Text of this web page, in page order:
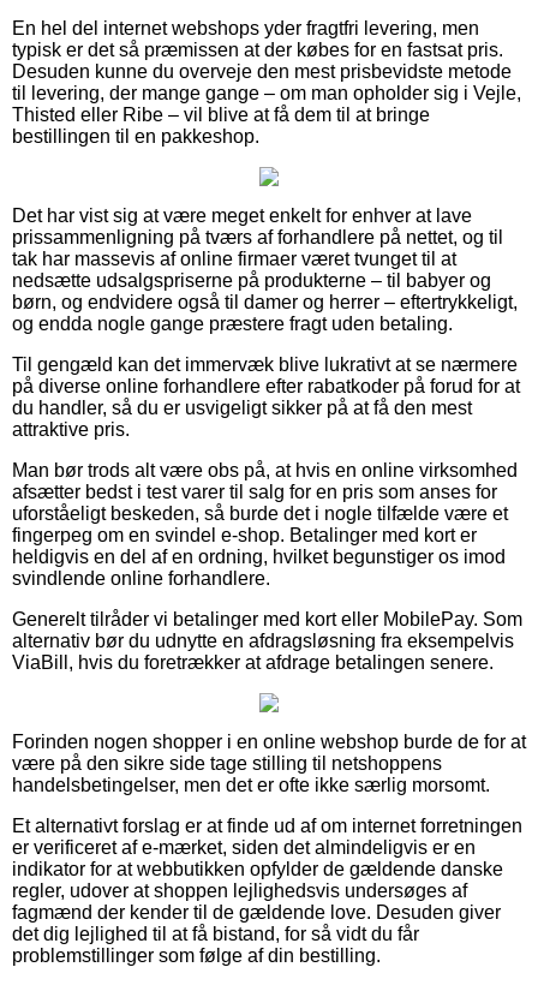
En hel del internet webshops yder fragtfri levering, men
typisk er det så præmissen at der købes for en fastsat pris.
Desuden kunne du overveje den mest prisbevidste metode
til levering, der mange gange – om man opholder sig i Vejle,
Thisted eller Ribe – vil blive at få dem til at bringe
bestillingen til en pakkeshop.
Det har vist sig at være meget enkelt for enhver at lave
prissammenligning på tværs af forhandlere på nettet, og til
tak har massevis af online firmaer været tvunget til at
nedsætte udsalgspriserne på produkterne – til babyer og
børn, og endvidere også til damer og herrer – eftertrykkeligt,
og endda nogle gange præstere fragt uden betaling.
Til gengæld kan det immervæk blive lukrativt at se nærmere
på diverse online forhandlere efter rabatkoder på forud for at
du handler, så du er usvigeligt sikker på at få den mest
attraktive pris.
Man bør trods alt være obs på, at hvis en online virksomhed
afsætter bedst i test varer til salg for en pris som anses for
uforståeligt beskeden, så burde det i nogle tilfælde være et
fingerpeg om en svindel e-shop. Betalinger med kort er
heldigvis en del af en ordning, hvilket begunstiger os imod
svindlende online forhandlere.
Generelt tilråder vi betalinger med kort eller MobilePay. Som
alternativ bør du udnytte en afdragsløsning fra eksempelvis
ViaBill, hvis du foretrækker at afdrage betalingen senere.
Forinden nogen shopper i en online webshop burde de for at
være på den sikre side tage stilling til netshoppens
handelsbetingelser, men det er ofte ikke særlig morsomt.
Et alternativt forslag er at finde ud af om internet forretningen
er verificeret af e-mærket, siden det almindeligvis er en
indikator for at webbutikken opfylder de gældende danske
regler, udover at shoppen lejlighedsvis undersøges af
fagmænd der kender til de gældende love. Desuden giver
det dig lejlighed til at få bistand, for så vidt du får
problemstillinger som følge af din bestilling.